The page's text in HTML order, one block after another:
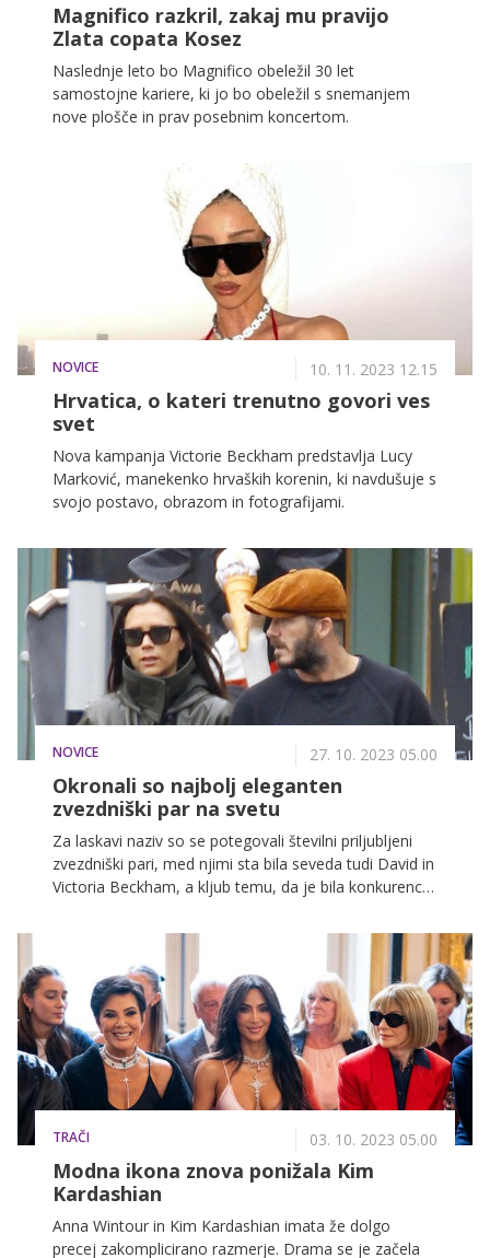
Magnifico razkril, zakaj mu pravijo
Zlata copata Kosez
Naslednje leto bo Magnifico obeležil 30 let
samostojne kariere, ki jo bo obeležil s snemanjem
nove plošče in prav posebnim koncertom.
NOVICE 10. 11. 2023 12.15
Hrvatica, o kateri trenutno govori ves
svet
Nova kampanja Victorie Beckham predstavlja Lucy
Marković, manekenko hrvaških korenin, ki navdušuje s
svojo postavo, obrazom in fotografijami.
NOVICE 27. 10. 2023 05.00
Okronali so najbolj eleganten
zvezdniški par na svetu
Za laskavi naziv so se potegovali številni priljubljeni
zvezdniški pari, med njimi sta bila seveda tudi David in
Victoria Beckham, a kljub temu, da je bila konkurenca
TRAČI 03. 10. 2023 05.00
Modna ikona znova ponižala Kim
Kardashian
Anna Wintour in Kim Kardashian imata že dolgo
precej zakomplicirano razmerje. Drama se je začela